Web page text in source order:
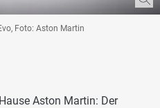
Foto: Aston Martin
Aston Martin: Der